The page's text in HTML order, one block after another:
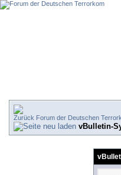
Forum der Deutschen
vBulletin-